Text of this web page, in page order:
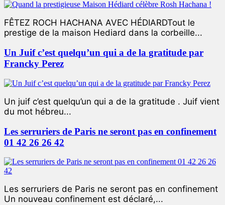
FÊTEZ ROCH HACHANA AVEC HÉDIARDTout le
prestige de la maison Hediard dans la corbeille...
Un Juif c’est quelqu’un qui a de la gratitude par
Francky Perez
Un juif c’est quelqu’un qui a de la gratitude . Juif vient
du mot hébreu...
Les serruriers de Paris ne seront pas en confinement
01 42 26 26 42
Les serruriers de Paris ne seront pas en confinement
Un nouveau confinement est déclaré,...